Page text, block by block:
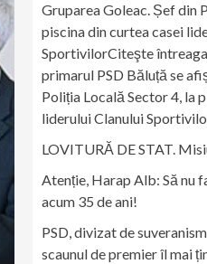
Gruparea Goleac. Șef din
piscina din curtea casei
SportivilorCiteşte
primarul PSD Băluță se
Poliția Locală Sector 4, la
liderului Clanului
LOVITURĂ DE STAT.
Atenție, Harap Alb: Să nu
acum 35 de ani!
PSD, divizat de
scaunul de premier îl mai